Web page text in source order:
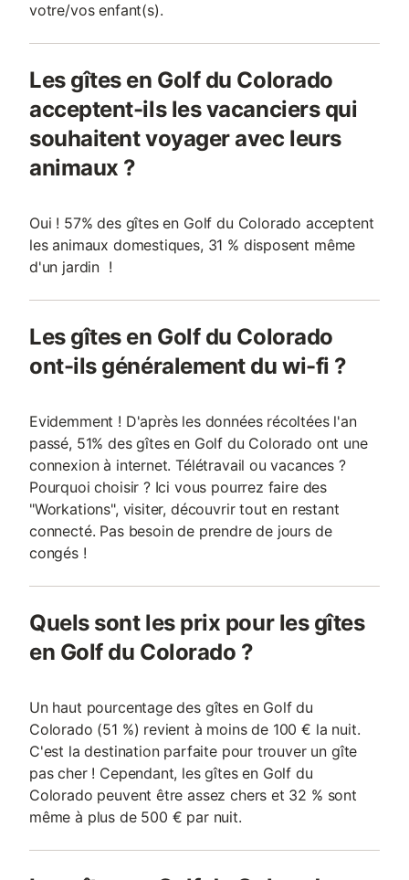
votre/vos enfant(s).
Les gîtes en Golf du Colorado
acceptent-ils les vacanciers qui
souhaitent voyager avec leurs
animaux ?
Oui ! 57% des gîtes en Golf du Colorado acceptent
les animaux domestiques, 31 % disposent même
d'un jardin !
Les gîtes en Golf du Colorado
ont-ils généralement du wi-fi ?
Evidemment ! D'après les données récoltées l'an
passé, 51% des gîtes en Golf du Colorado ont une
connexion à internet. Télétravail ou vacances ?
Pourquoi choisir ? Ici vous pourrez faire des
"Workations", visiter, découvrir tout en restant
connecté. Pas besoin de prendre de jours de
congés !
Quels sont les prix pour les gîtes
en Golf du Colorado ?
Un haut pourcentage des gîtes en Golf du
Colorado (51 %) revient à moins de 100 € la nuit.
C'est la destination parfaite pour trouver un gîte
pas cher ! Cependant, les gîtes en Golf du
Colorado peuvent être assez chers et 32 % sont
même à plus de 500 € par nuit.